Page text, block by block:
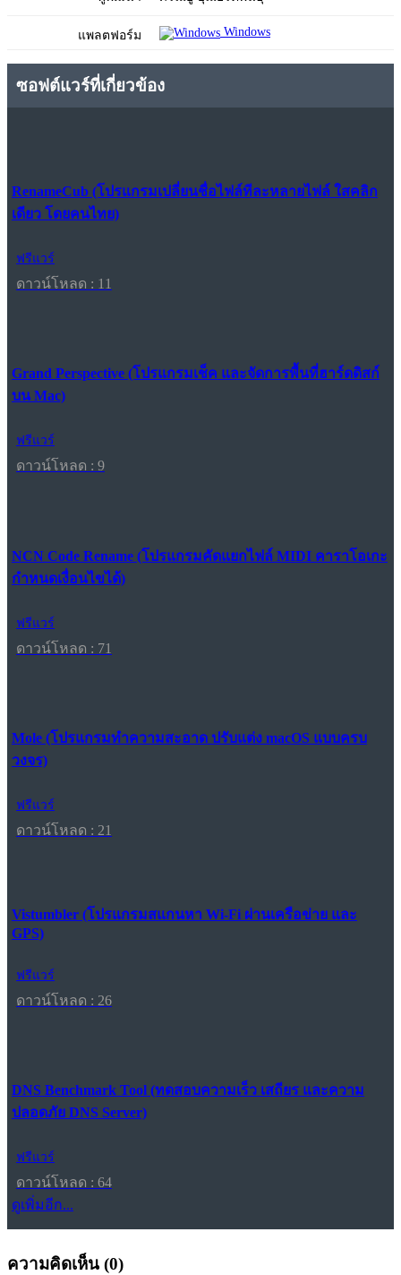
แพลตฟอร์ม Windows
ซอฟต์แวร์ที่เกี่ยวข้อง
RenameCub (โปรแกรมเปลี่ยนชื่อไฟล์ทีละหลายไฟล์ ใสคลิก
เดียว โดยคนไทย)
ฟรีแวร์
ดาวน์โหลด : 11
Grand Perspective (โปรแกรมเช็ค และจัดการพื้นที่ฮาร์ดดิสก์
บน Mac)
ฟรีแวร์
ดาวน์โหลด : 9
NCN Code Rename (โปรแกรมคัดแยกไฟล์ MIDI คาราโอเกะ
กำหนดเงื่อนไขได้)
ฟรีแวร์
ดาวน์โหลด : 71
Mole (โปรแกรมทำความสะอาด ปรับแต่ง macOS แบบครบ
วงจร)
ฟรีแวร์
ดาวน์โหลด : 21
Vistumbler (โปรแกรมสแกนหา Wi-Fi ผ่านเครือข่าย และ
GPS)
ฟรีแวร์
ดาวน์โหลด : 26
DNS Benchmark Tool (ทดสอบความเร็ว เสถียร และความ
ปลอดภัย DNS Server)
ฟรีแวร์
ดาวน์โหลด : 64
ดูเพิ่มอีก...
ความคิดเห็น (0)